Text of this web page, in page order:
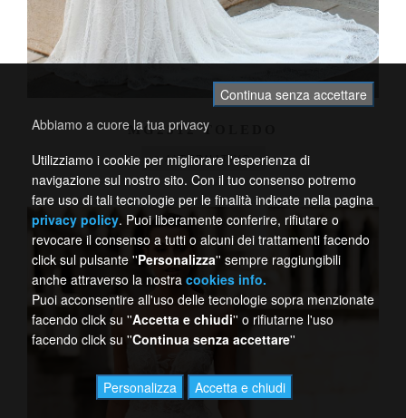
MG2512 TOLEDO
ALTERNATIVO
Continua senza accettare
Abbiamo a cuore la tua privacy
Utilizziamo i cookie per migliorare l'esperienza di
navigazione sul nostro sito. Con il tuo consenso potremo
fare uso di tali tecnologie per le finalità indicate nella pagina
privacy policy. Puoi liberamente conferire, rifiutare o
revocare il consenso a tutti o alcuni dei trattamenti facendo
click sul pulsante ''Personalizza'' sempre raggiungibili
anche attraverso la nostra cookies info.
Puoi acconsentire all'uso delle tecnologie sopra menzionate
facendo click su ''Accetta e chiudi'' o rifiutarne l'uso
facendo click su ''Continua senza accettare''
Personalizza Accetta e chiudi